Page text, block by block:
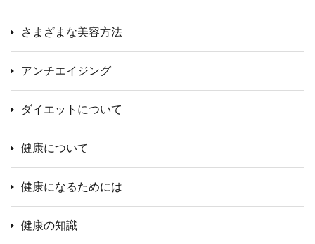
さまざまな美容方法
アンチエイジング
ダイエットについて
健康について
健康になるためには
健康の知識